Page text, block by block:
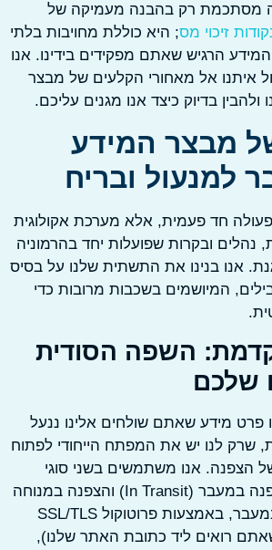
רק בהבנה מעמיקה של
זיכוי מס; היא כוללת מחויבות בלתי
שאתם מפקידים בידינו. אנו
אל מאחורי הקלעים של מבצר
בדיוק כיצד אנו מגנים עליכם.
המידע
ובריח
חד פעמית, אלא מערכת אקולוגית
ובקרות שפועלות יחד בהרמוניה
בנינו את התשתית שלנו על בסיס
המיושמים בשכבות מרובות כדי
השפה הסודית
שאתם שולחים אלינו ננעל
לנו יש את המפתח הייחודי לפתוח
אנו משתמשים בשני סוגי
הצפנה עיקריים: הצפנה במעבר (In Transit) והצפנה במנוחה
(At Rest). הצפנה במעבר, באמצעות פרוטוקול SSL/TLS
ליד כתובת האתר שלנו),